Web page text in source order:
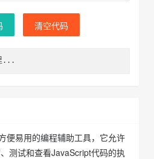
清空代码
...
便易用的编程辅助工具，它允许
测试和查看JavaScript代码的执